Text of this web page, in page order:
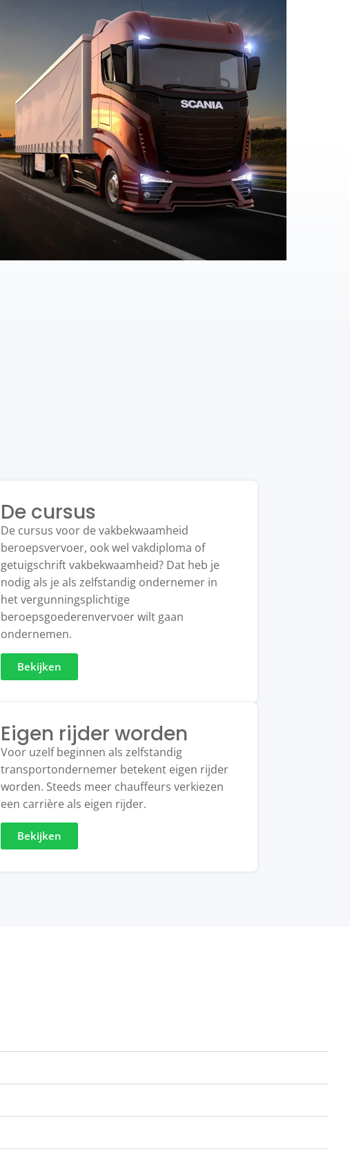
De cursus
De cursus voor de vakbekwaamheid
beroepsvervoer, ook wel vakdiploma of
getuigschrift vakbekwaamheid? Dat heb je
nodig als je als zelfstandig ondernemer in
het vergunningsplichtige
beroepsgoederenvervoer wilt gaan
ondernemen.
Bekijken
Eigen rijder worden
Voor uzelf beginnen als zelfstandig
transportondernemer betekent eigen rijder
worden. Steeds meer chauffeurs verkiezen
een carrière als eigen rijder.
Bekijken